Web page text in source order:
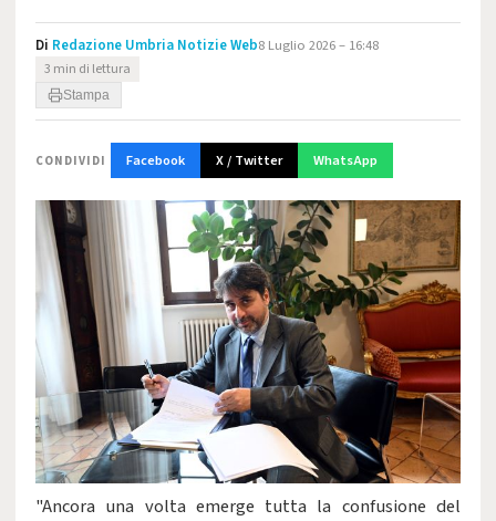
Di Redazione Umbria Notizie Web8 Luglio 2026 – 16:48
3 min di lettura
Stampa
CONDIVIDI Facebook X / Twitter WhatsApp
"Ancora una volta emerge tutta la confusione del